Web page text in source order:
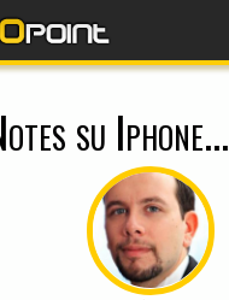
su Iphone...